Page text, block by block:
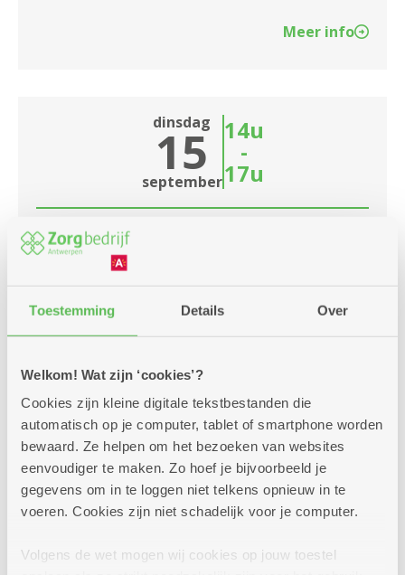
Toestemming Details Over
Welkom! Wat zijn ‘cookies’?
Cookies zijn kleine digitale tekstbestanden die
automatisch op je computer, tablet of smartphone worden
bewaard. Ze helpen om het bezoeken van websites
eenvoudiger te maken. Zo hoef je bijvoorbeeld je
gegevens om in te loggen niet telkens opnieuw in te
voeren. Cookies zijn niet schadelijk voor je computer.
Volgens de wet mogen wij cookies op jouw toestel
Meer info
dinsdag
15
september
14u
-
17u
Taartje van de maand
Dienstencentrum Den Drossaert
Laat je verrassen door het taartje van de maand.
Wordt het een fruittaartje, een stevige vlaai of
Meer info
dinsdag
15
september
14u
16u